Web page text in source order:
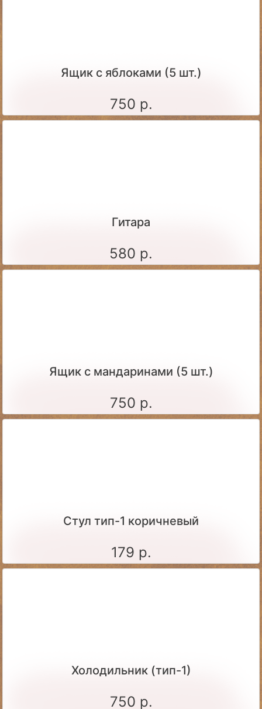
Ящик c яблоками (5 шт.)
750 р.
Гитара
580 р.
Ящик c мандаринами (5 шт.)
750 р.
Стул тип-1 коричневый
179 р.
Холодильник (тип-1)
750 р.